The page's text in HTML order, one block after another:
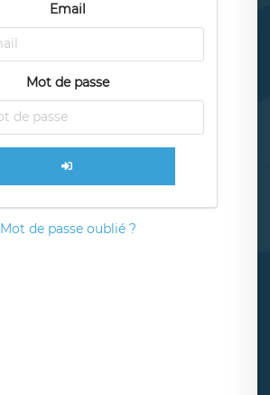
Email
Mot de passe
Mot de passe oublié ?